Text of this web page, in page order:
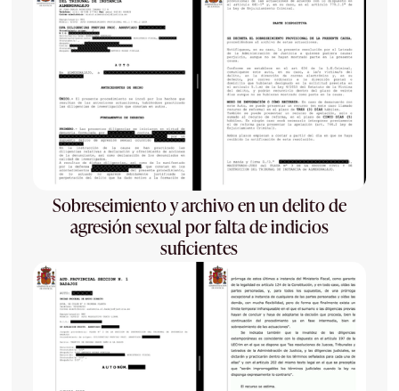
Sobreseimiento y archivo en un delito de
agresión sexual por falta de indicios
suficientes